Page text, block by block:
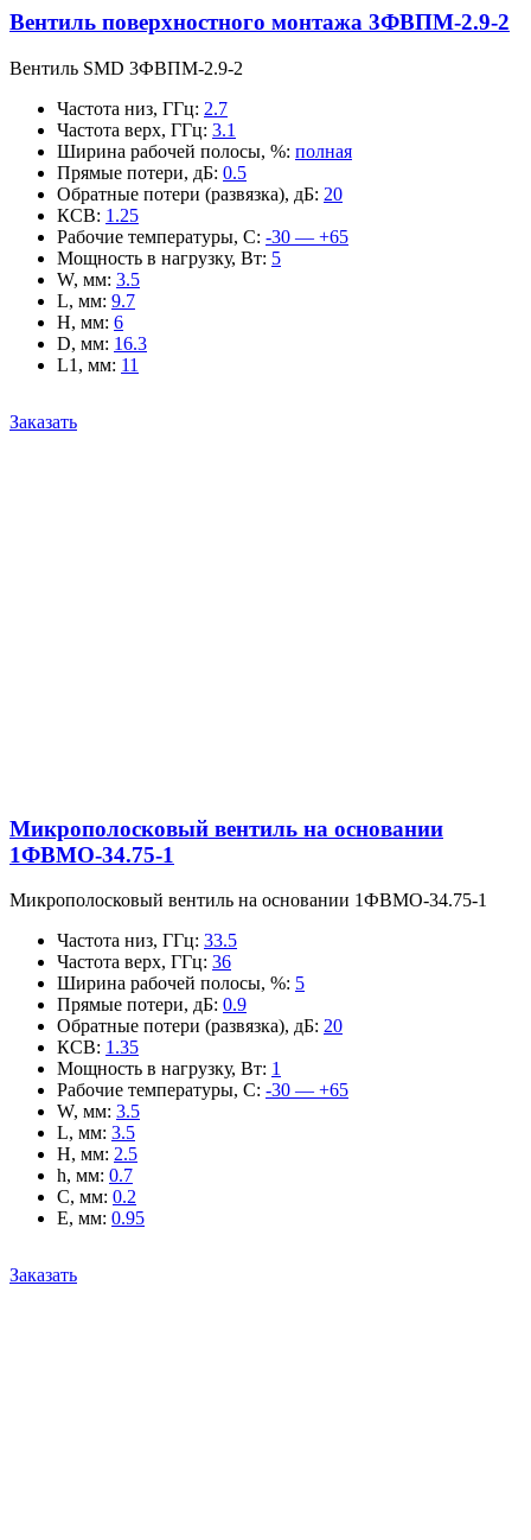
Вентиль поверхностного монтажа 3ФВПМ-2.9-2
Вентиль SMD 3ФВПМ-2.9-2
Частота низ, ГГц: 2.7
Частота верх, ГГц: 3.1
Ширина рабочей полосы, %: полная
Прямые потери, дБ: 0.5
Обратные потери (развязка), дБ: 20
КСВ: 1.25
Рабочие температуры, С: -30 — +65
Мощность в нагрузку, Вт: 5
W, мм: 3.5
L, мм: 9.7
H, мм: 6
D, мм: 16.3
L1, мм: 11
Заказать
Микрополосковый вентиль на основании
1ФВМO-34.75-1
Микрополосковый вентиль на основании 1ФВМO-34.75-1
Частота низ, ГГц: 33.5
Частота верх, ГГц: 36
Ширина рабочей полосы, %: 5
Прямые потери, дБ: 0.9
Обратные потери (развязка), дБ: 20
КСВ: 1.35
Мощность в нагрузку, Вт: 1
Рабочие температуры, С: -30 — +65
W, мм: 3.5
L, мм: 3.5
H, мм: 2.5
h, мм: 0.7
C, мм: 0.2
E, мм: 0.95
Заказать